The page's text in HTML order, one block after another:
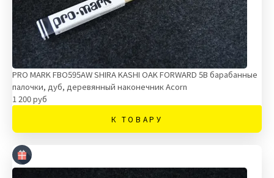
PRO MARK FBO595AW SHIRA KASHI OAK FORWARD 5B барабанные
палочки, дуб, деревянный наконечник Acorn
1 200 руб
К ТОВАРУ